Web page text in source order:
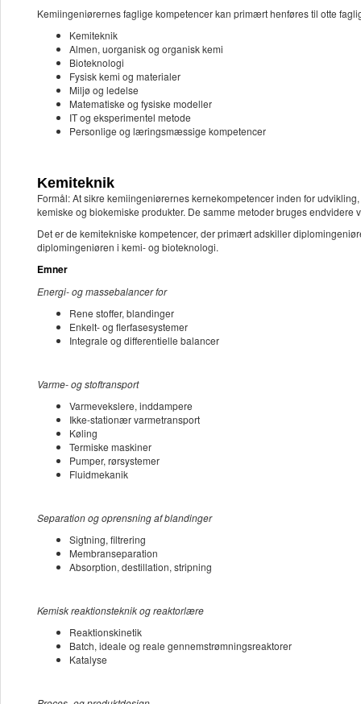
Kemiingeniørernes faglige kompetencer kan primært henføres til otte
Kemiteknik
Almen, uorganisk og organisk kemi
Bioteknologi
Fysisk kemi og materialer
Miljø og ledelse
Matematiske og fysiske modeller
IT og eksperimentel metode
Personlige og læringsmæssige kompetencer
Kemiteknik
Formål: At sikre kemiingeniørernes kernekompetencer inden for
kemiske og biokemiske produkter. De samme metoder bruges
Det er de kemitekniske kompetencer, der primært adskiller
diplomingeniøren i kemi- og bioteknologi.
Emner
Energi- og massebalancer for
Rene stoffer, blandinger
Enkelt- og flerfasesystemer
Integrale og differentielle balancer
Varme- og stoftransport
Varmevekslere, inddampere
Ikke-stationær varmetransport
Køling
Termiske maskiner
Pumper, rørsystemer
Fluidmekanik
Separation og oprensning af blandinger
Sigtning, filtrering
Membranseparation
Absorption, destillation, stripning
Kemisk reaktionsteknik og reaktorlære
Reaktionskinetik
Batch, ideale og reale gennemstrømningsreaktorer
Katalyse